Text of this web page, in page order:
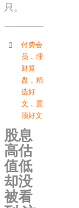
只。
付费会
员 ， 理
财算
盘 ， 精
选好
文 ， 置
顶好文
股息
高估
值低
却没
被看